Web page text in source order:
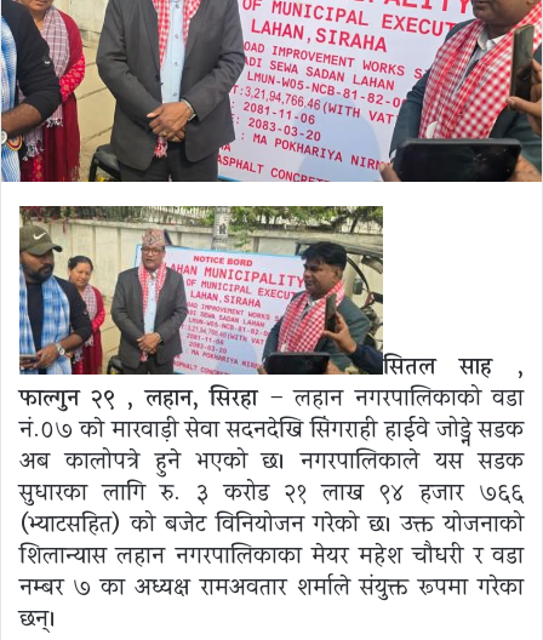
सितल साह ,
फाल्गुन २९ , लहान, सिरहा – लहान नगरपालिकाको वडा
नं.०७ काे मारवाड़ी सेवा सदनदेखि सिंगराही हाईवे जोड्ने सडक
अब कालोपत्रे हुने भएको छ। नगरपालिकाले यस सडक
सुधारका लागि रु. ३ करोड २१ लाख ९४ हजार ७६६
(भ्याटसहित) को बजेट विनियोजन गरेको छ। उक्त योजनाको
शिलान्यास लहान नगरपालिकाका मेयर महेश चौधरी र वडा
नम्बर ७ का अध्यक्ष रामअवतार शर्माले संयुक्त रूपमा गरेका
छन्।